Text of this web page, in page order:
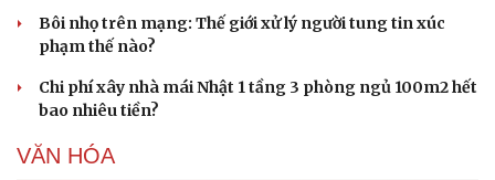
Bôi nhọ trên mạng: Thế giới xử lý người tung tin xúc
phạm thế nào?
Chi phí xây nhà mái Nhật 1 tầng 3 phòng ngủ 100m2 hết
bao nhiêu tiền?
VĂN HÓA